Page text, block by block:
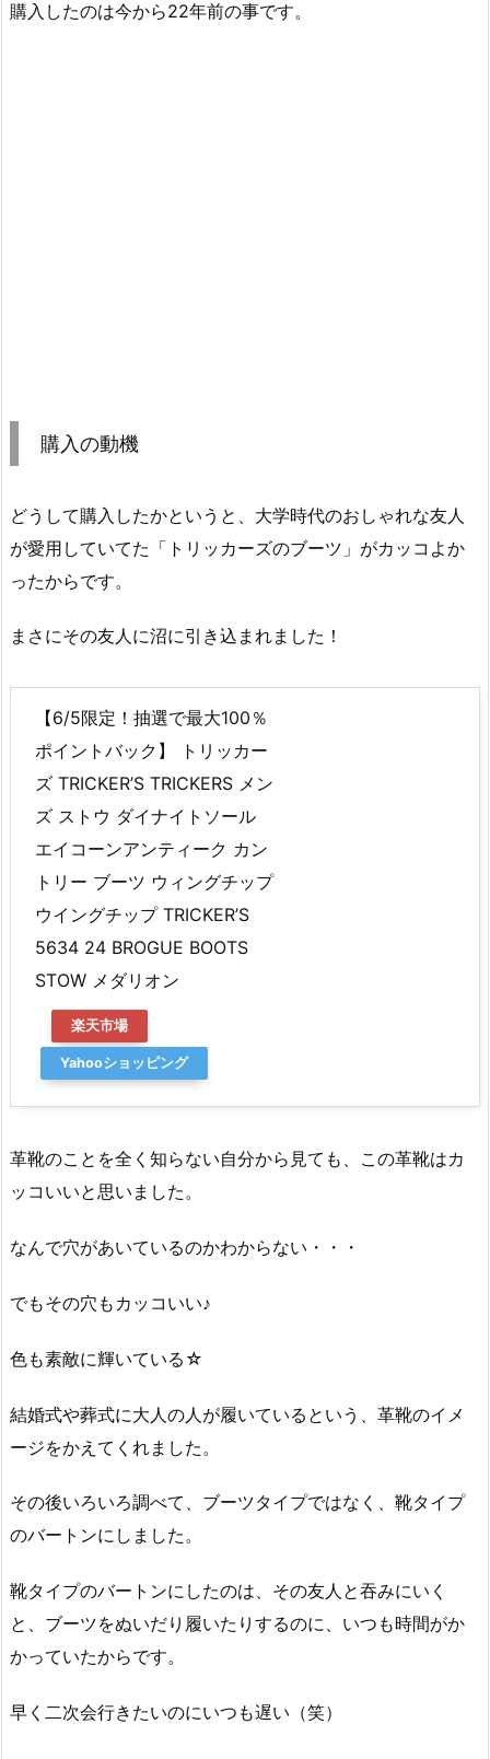
購入したのは今から22年前の事です。
購入の動機
どうして購入したかというと、大学時代のおしゃれな友人
が愛用していてた「トリッカーズのブーツ」がカッコよか
ったからです。
まさにその友人に沼に引き込まれました！
【6/5限定！抽選で最大100％
ポイントバック】 トリッカー
ズ TRICKER’S TRICKERS メン
ズ ストウ ダイナイトソール
エイコーンアンティーク カン
トリー ブーツ ウィングチップ
ウイングチップ TRICKER’S
5634 24 BROGUE BOOTS
STOW メダリオン
楽天市場
Yahooショッピング
革靴のことを全く知らない自分から見ても、この革靴はカ
ッコいいと思いました。
なんで穴があいているのかわからない・・・
でもその穴もカッコいい♪
色も素敵に輝いている☆
結婚式や葬式に大人の人が履いているという、革靴のイメ
ージをかえてくれました。
その後いろいろ調べて、ブーツタイプではなく、靴タイプ
のバートンにしました。
靴タイプのバートンにしたのは、その友人と吞みにいく
と、ブーツをぬいだり履いたりするのに、いつも時間がか
かっていたからです。
早く二次会行きたいのにいつも遅い（笑）